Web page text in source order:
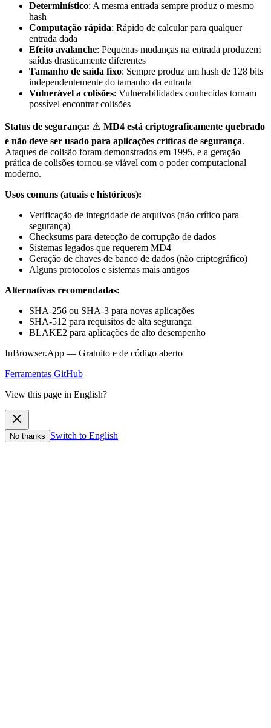
Determinístico: A mesma entrada sempre produz o mesmo
hash
Computação rápida: Rápido de calcular para qualquer
entrada dada
Efeito avalanche: Pequenas mudanças na entrada produzem
saídas drasticamente diferentes
Tamanho de saída fixo: Sempre produz um hash de 128 bits
independentemente do tamanho da entrada
Vulnerável a colisões: Vulnerabilidades conhecidas tornam
possível encontrar colisões
Status de segurança: ⚠️ MD4 está criptograficamente quebrado
e não deve ser usado para aplicações críticas de segurança.
Ataques de colisão foram demonstrados em 1995, e a geração
prática de colisões tornou-se viável com o poder computacional
moderno.
Usos comuns (atuais e históricos):
Verificação de integridade de arquivos (não crítico para
segurança)
Checksums para detecção de corrupção de dados
Sistemas legados que requerem MD4
Geração de chaves de banco de dados (não criptográfico)
Alguns protocolos e sistemas mais antigos
Alternativas recomendadas:
SHA-256 ou SHA-3 para novas aplicações
SHA-512 para requisitos de alta segurança
BLAKE2 para aplicações de alto desempenho
InBrowser.App — Gratuito e de código aberto
Ferramentas GitHub
View this page in English?
No thanks Switch to English